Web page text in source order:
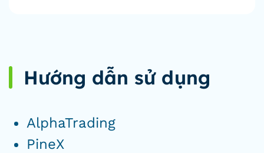
Hướng dẫn sử dụng
AlphaTrading
PineX